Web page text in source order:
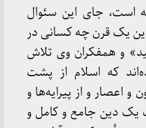
است، جای این سئوال
یک قرن چه کسانی در
و همفکران وی تلاش
که اسلام از پشت
اعصار و از پیرایه‌ها و
یک دین جامع و کامل و